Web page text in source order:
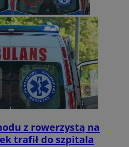
z rowerzystą na
trafił do szpitala